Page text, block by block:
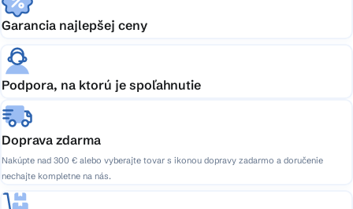
Garancia najlepšej ceny
Podpora, na ktorú je spoľahnutie
Doprava zdarma
Nakúpte nad 300 € alebo vyberajte tovar s ikonou dopravy zadarmo a doručenie
nechajte kompletne na nás.